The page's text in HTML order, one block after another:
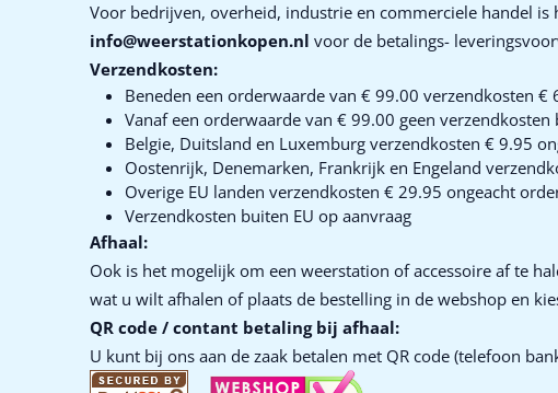
Voor bedrijven, overheid, industrie en commerciele handel
info@weerstationkopen.nl voor de betalings-
Verzendkosten:
Beneden een orderwaarde van € 99.00 verzendkosten
Vanaf een orderwaarde van € 99.00 geen
Belgie, Duitsland en Luxemburg verzendkosten € 9.95
Oostenrijk, Denemarken, Frankrijk en Engeland
Overige EU landen verzendkosten € 29.95 ongeacht
Verzendkosten buiten EU op aanvraag
Afhaal:
Ook is het mogelijk om een weerstation of accessoire af te
wat u wilt afhalen of plaats de bestelling in de webshop en
QR code / contant betaling bij afhaal:
U kunt bij ons aan de zaak betalen met QR code (telefoon